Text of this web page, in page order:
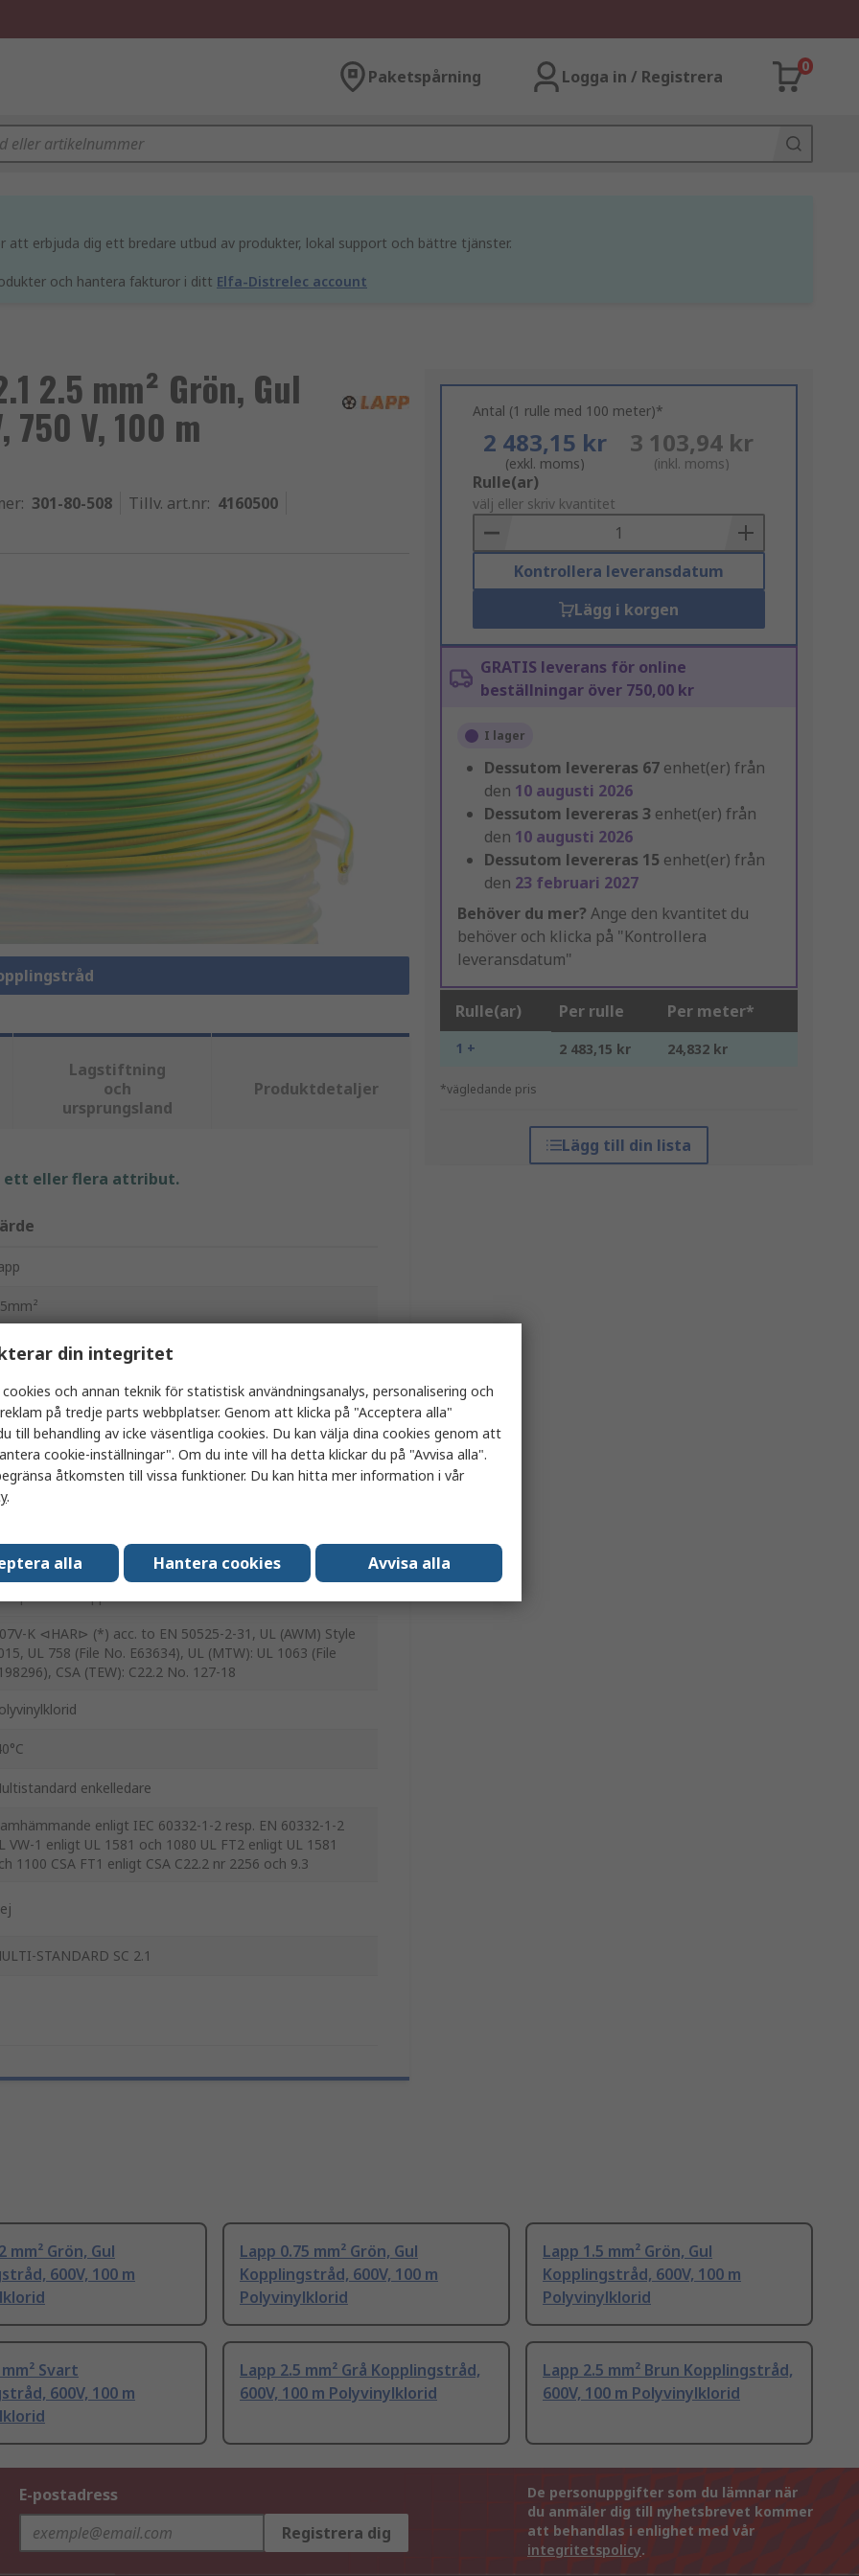
Paketspårning Logga in / Registrera
0
att erbjuda dig ett bredare utbud av produkter, lokal support och bättre tjänster.
och hantera fakturor i ditt Elfa-Distrelec account
2.5 mm² Grön, Gul
750 V, 100 m
: 301-80-508 Tillv. art.nr: 4160500
Antal (1 rulle med 100 meter)*
2 483,15 kr
(exkl. moms)
3 103,94 kr
(inkl. moms)
Add
to
Basket
Rulle(ar)
välj eller skriv kvantitet
Kontrollera leveransdatum
Lägg i korgen
GRATIS leverans för online
beställningar över 750,00 kr
I lager
Dessutom levereras 67 enhet(er) från
den 10 augusti 2026
Dessutom levereras 3 enhet(er) från
den 10 augusti 2026
Dessutom levereras 15 enhet(er) från
den 23 februari 2027
Behöver du mer? Ange den kvantitet du
behöver och klicka på "Kontrollera
leveransdatum"
Rulle(ar) Per rulle Per meter*
1 + 2 483,15 kr 24,832 kr
*vägledande pris
Lägg till din lista
Lagstiftning
och
ursprungsland
Produktdetaljer
ett eller flera attribut.
Gul
600, 750V
K ⊲HAR⊳ (*) acc. to EN 50525-2-31, UL (AWM) Style
UL 758 (File No. E63634), UL (MTW): UL 1063 (File
CSA (TEW): C22.2 No. 127-18
enkelledare
enligt IEC 60332-1-2 resp. EN 60332-1-2
VW-1 enligt UL 1581 och 1080 UL FT2 enligt UL 1581
1100 CSA FT1 enligt CSA C22.2 nr 2256 och 9.3
STANDARD SC 2.1
mm² Grön, Gul
600V, 100 m
Lapp 0.75 mm² Grön, Gul
Kopplingstråd, 600V, 100 m
Polyvinylklorid
Lapp 1.5 mm² Grön, Gul
Kopplingstråd, 600V, 100 m
Polyvinylklorid
Svart
600V, 100 m
Lapp 2.5 mm² Grå Kopplingstråd,
600V, 100 m Polyvinylklorid
Lapp 2.5 mm² Brun Kopplingstråd,
600V, 100 m Polyvinylklorid
E-postadress
Registrera dig
De personuppgifter som du lämnar när
du anmäler dig till nyhetsbrevet kommer
att behandlas i enlighet med vår
integritetspolicy.
din integritet
cookies och annan teknik för statistisk användningsanalys, personalisering och
på tredje parts webbplatser. Genom att klicka på "Acceptera alla"
till behandling av icke väsentliga cookies. Du kan välja dina cookies genom att
cookie-inställningar". Om du inte vill ha detta klickar du på "Avvisa alla".
åtkomsten till vissa funktioner. Du kan hitta mer information i vår
.
alla Hantera cookies Avvisa alla